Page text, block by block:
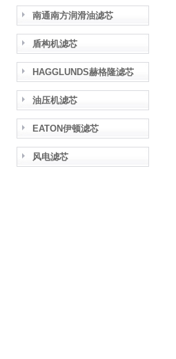
南通南方润滑油滤芯
盾构机滤芯
HAGGLUNDS赫格隆滤芯
油压机滤芯
EATON伊顿滤芯
风电滤芯